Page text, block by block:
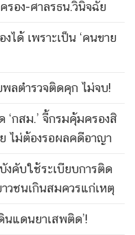
รอง-ศาลรธน.วินิจฉัย
ได้ เพราะเป็น ‘คนขาย
พลตำรวจติดคุก ไม่จบ!
กสม.’ จี้กรมคุ้มครองสิ
ไม่ต้องรอผลคดีอาญา
งคับใช้ระเบียบการติด
วชนเกินสมควรแก่เหตุ
นแดนยาเสพติด’!